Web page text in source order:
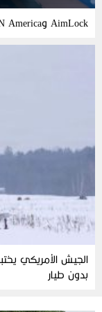
AimLock وFN America تطوران نظام Dune لمكافحة المسيّرات
بدون طيار